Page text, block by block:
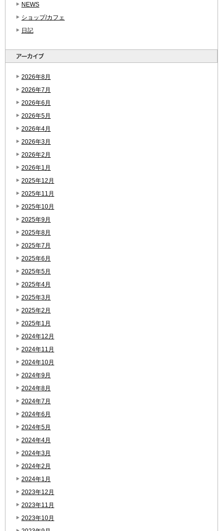
NEWS
ショップ/カフェ
日記
2026年8月
2026年7月
2026年6月
2026年5月
2026年4月
2026年3月
2026年2月
2026年1月
2025年12月
2025年11月
2025年10月
2025年9月
2025年8月
2025年7月
2025年6月
2025年5月
2025年4月
2025年3月
2025年2月
2025年1月
2024年12月
2024年11月
2024年10月
2024年9月
2024年8月
2024年7月
2024年6月
2024年5月
2024年4月
2024年3月
2024年2月
2024年1月
2023年12月
2023年11月
2023年10月